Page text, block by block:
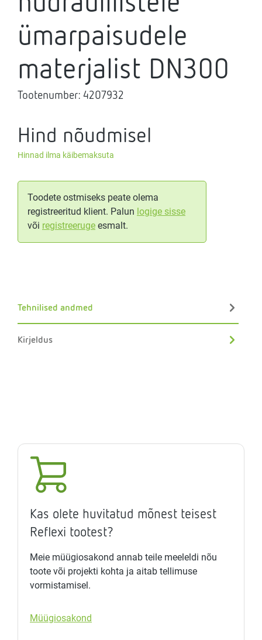
ümarpaisudele
materjalist DN300
Tootenumber: 4207932
Hind nõudmisel
Hinnad ilma käibemaksuta
Toodete ostmiseks peate olema
registreeritud klient. Palun logige sisse
või registreeruge esmalt.
Tehnilised andmed
Kirjeldus
Kas olete huvitatud mõnest teisest
Reflexi tootest?
Meie müügiosakond annab teile meeleldi nõu
toote või projekti kohta ja aitab tellimuse
vormistamisel.
Müügiosakond